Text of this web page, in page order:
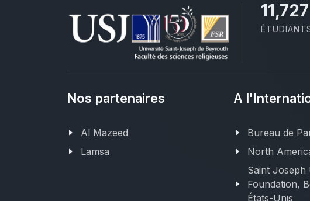
11,727
Nos partenaires
Al Mazeed
Lamsa
A
Bureau de
North
Saint Joseph
Foundation,
États-Unis